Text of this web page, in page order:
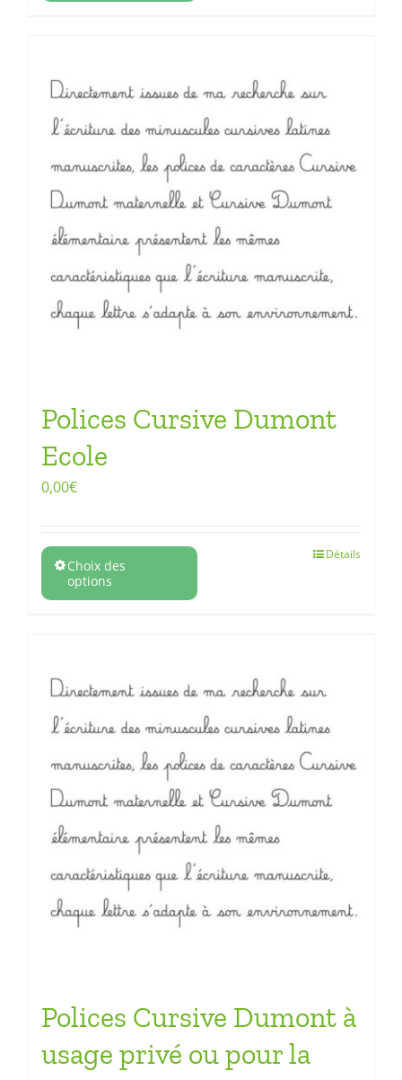
Polices Cursive Dumont
Ecole
0,00€
Choix des
options
Détails
Polices Cursive Dumont à
usage privé ou pour la